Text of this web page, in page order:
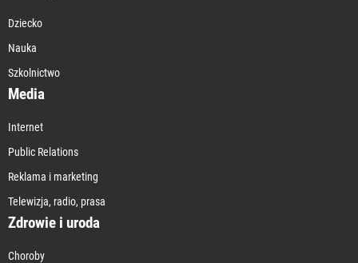
Dziecko
Nauka
Szkolnictwo
Media
Internet
Public Relations
Reklama i marketing
Telewizja, radio, prasa
Zdrowie i uroda
Choroby